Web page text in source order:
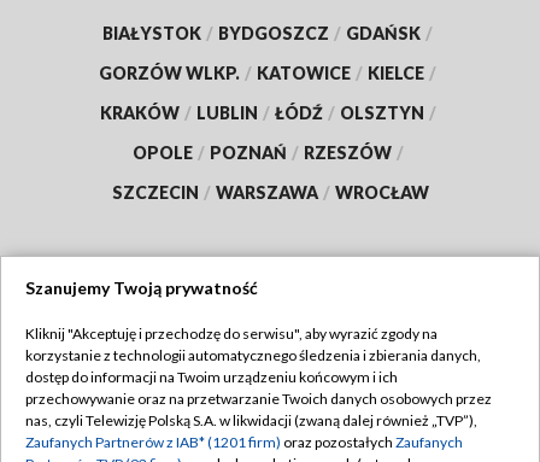
BIAŁYSTOK / BYDGOSZCZ / GDAŃSK /
GORZÓW WLKP. / KATOWICE / KIELCE /
KRAKÓW / LUBLIN / ŁÓDŹ / OLSZTYN /
OPOLE / POZNAŃ / RZESZÓW /
SZCZECIN / WARSZAWA / WROCŁAW
TVP
Abonament TVP
Emisja w TVP
Regulamin TVP
Polityka prywatności
Szanujemy Twoją prywatność
Kliknij "Akceptuję i przechodzę do serwisu", aby wyrazić zgody na
korzystanie z technologii automatycznego śledzenia i zbierania danych,
dostęp do informacji na Twoim urządzeniu końcowym i ich
przechowywanie oraz na przetwarzanie Twoich danych osobowych przez
nas, czyli Telewizję Polską S.A. w likwidacji (zwaną dalej również „TVP”),
Zaufanych Partnerów z IAB* (1201 firm) oraz pozostałych Zaufanych